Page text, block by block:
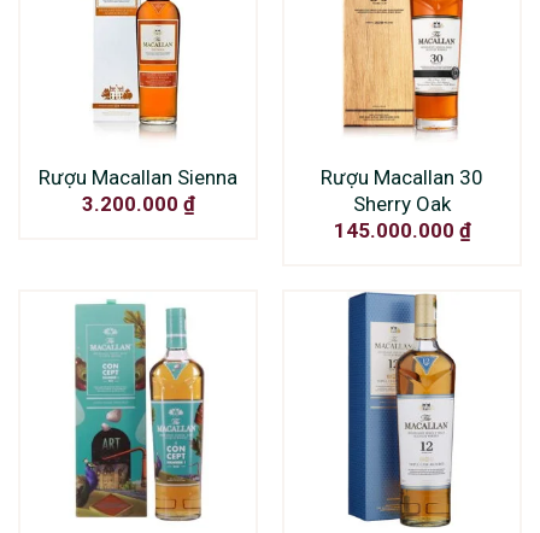
Rượu Macallan Sienna
3.200.000 ₫
Rượu Macallan 30
Sherry Oak
145.000.000 ₫